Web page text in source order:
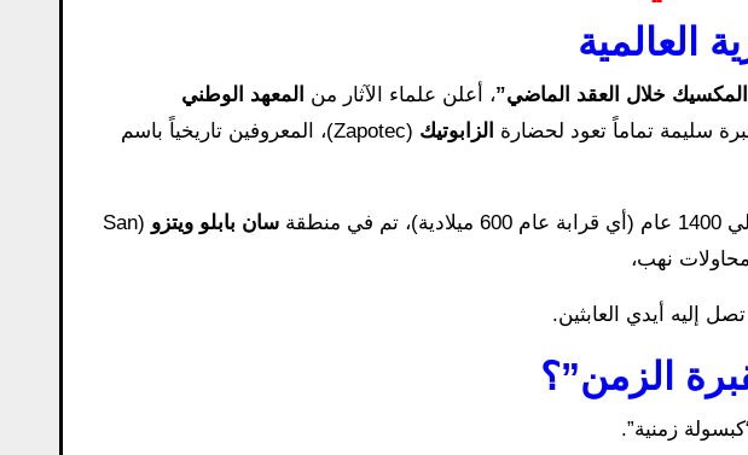
العالمية
خلال العقد الماضي”، أعلن علماء الآثار من المعهد الوطني
سليمة تماماً تعود لحضارة الزابوتيك (Zapotec)، المعروفين تاريخياً باسم
سان بابلو ويتزو
(San
إليه أيدي العابثين.
الزمن”؟
زمنية”.